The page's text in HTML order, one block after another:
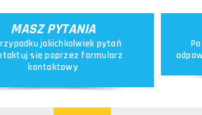
MASZ PYTANIA
jakichkolwiek pytań
się poprzez formularz
kontaktowy